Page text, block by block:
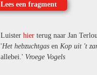
Lees een fragment
Luister hier terug naar Jan
'Het hebzuchtgas en Kop uit 't
allebei.' Vroege Vogels